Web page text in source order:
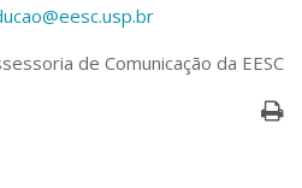
de Comunicação da EESC